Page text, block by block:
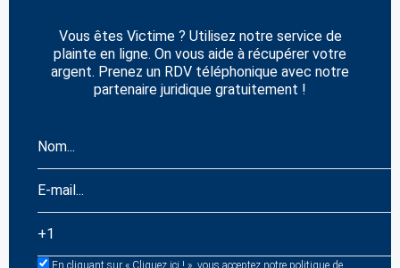
Vous êtes Victime ? Utilisez notre service de
plainte en ligne. On vous aide à récupérer votre
argent. Prenez un RDV téléphonique avec notre
partenaire juridique gratuitement !